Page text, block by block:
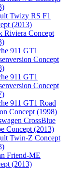
Twizy RS F1
(2013)
Riviera Concept
911 GT1
Concept
911 GT1
Concept
911 GT1 Road
Concept (1998)
CrossBlue
Concept (2013)
Twin-Z Concept
Friend-ME
(2013)